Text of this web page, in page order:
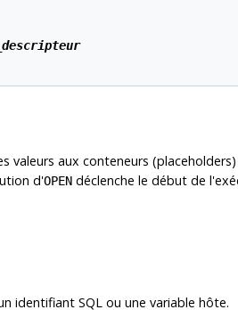
valeurs aux conteneurs
d'OPEN déclenche le début de
identifiant SQL ou une variable hôte.